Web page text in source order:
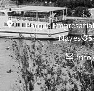
Parque
Naves